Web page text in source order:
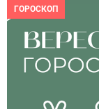
ГОРОСКОП